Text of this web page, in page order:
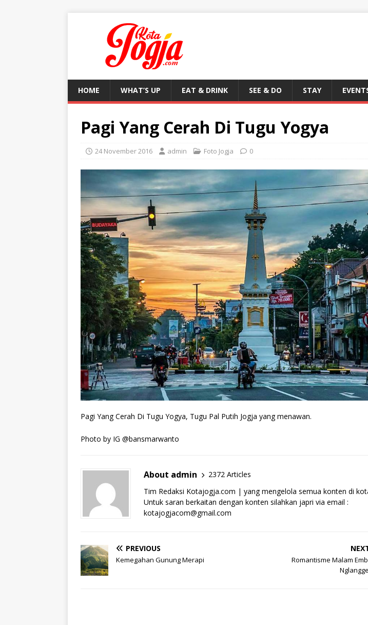
HOME WHAT’S UP EAT & DRINK SEE & DO STAY
Pagi Yang Cerah Di Tugu Yogya
24 November 2016 admin Foto Jogja 0
Pagi Yang Cerah Di Tugu Yogya, Tugu Pal Putih Jogja yang menawan.
Photo by IG @bansmarwanto
About admin
2372 Articles
Tim Redaksi Kotajogja.com | yang mengelola semua konten di
Untuk saran berkaitan dengan konten silahkan japri via email :
kotajogjacom@gmail.com
PREVIOUS
Kemegahan Gunung Merapi
Romantisme Malam